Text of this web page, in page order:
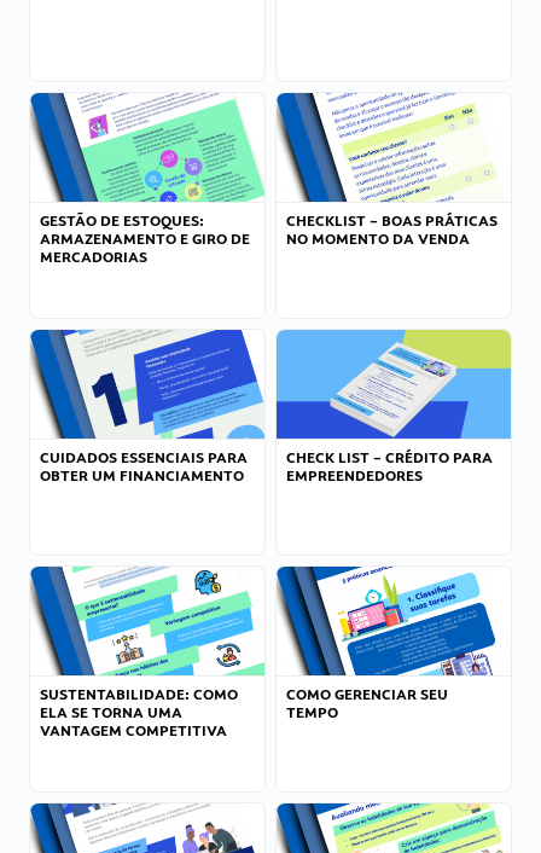
GESTÃO DE ESTOQUES:
ARMAZENAMENTO E GIRO DE
MERCADORIAS
CHECKLIST – BOAS PRÁTICAS
NO MOMENTO DA VENDA
CUIDADOS ESSENCIAIS PARA
OBTER UM FINANCIAMENTO
CHECK LIST – CRÉDITO PARA
EMPREENDEDORES
SUSTENTABILIDADE: COMO
ELA SE TORNA UMA
VANTAGEM COMPETITIVA
COMO GERENCIAR SEU
TEMPO